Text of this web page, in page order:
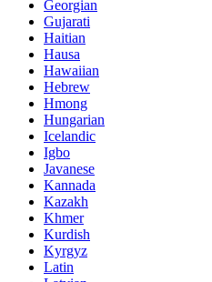
Georgian
Gujarati
Haitian
Hausa
Hawaiian
Hebrew
Hmong
Hungarian
Icelandic
Igbo
Javanese
Kannada
Kazakh
Khmer
Kurdish
Kyrgyz
Latin